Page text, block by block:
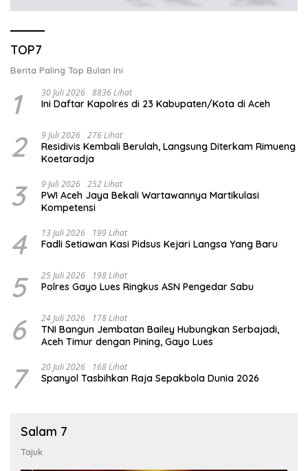
TOP7
Berita Paling Top Bulan Ini
1 30 Juli 2026 8836 Lihat
Ini Daftar Kapolres di 23 Kabupaten/Kota di Aceh
2 9 Juli 2026 276 Lihat
Residivis Kembali Berulah, Langsung Diterkam Rimueng
Koetaradja
3 9 Juli 2026 252 Lihat
PWI Aceh Jaya Bekali Wartawannya Martikulasi
Kompetensi
4 13 Juli 2026 199 Lihat
Fadli Setiawan Kasi Pidsus Kejari Langsa Yang Baru
5 25 Juli 2026 198 Lihat
Polres Gayo Lues Ringkus ASN Pengedar Sabu
6 24 Juli 2026 178 Lihat
TNI Bangun Jembatan Bailey Hubungkan Serbajadi,
Aceh Timur dengan Pining, Gayo Lues
7 20 Juli 2026 168 Lihat
Spanyol Tasbihkan Raja Sepakbola Dunia 2026
Salam 7
Tajuk